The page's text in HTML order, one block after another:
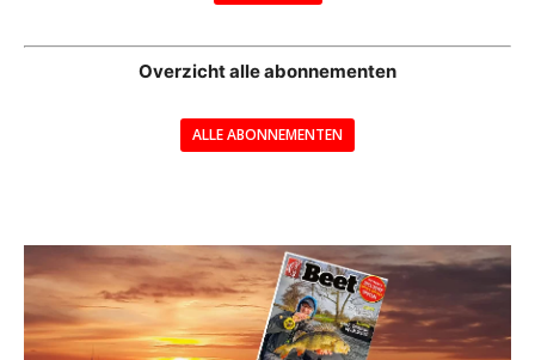
Overzicht alle abonnementen
ALLE ABONNEMENTEN